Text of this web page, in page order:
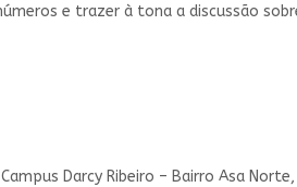
e trazer à tona a discussão
Darcy Ribeiro – Bairro Asa Norte,